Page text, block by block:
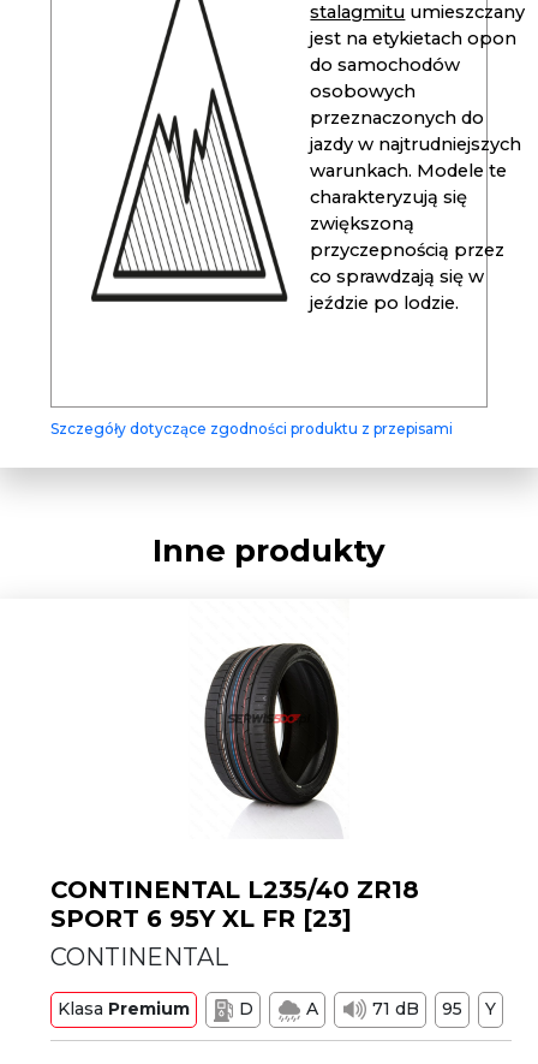
stalagmitu umieszczany
jest na etykietach opon
do samochodów
osobowych
przeznaczonych do
jazdy w najtrudniejszych
warunkach. Modele te
charakteryzują się
zwiększoną
przyczepnością przez
co sprawdzają się w
jeździe po lodzie.
Szczegóły dotyczące zgodności produktu z przepisami
Inne produkty
CONTINENTAL L235/40 ZR18
SPORT 6 95Y XL FR [23]
CONTINENTAL
Klasa Premium D A 71 dB 95 Y